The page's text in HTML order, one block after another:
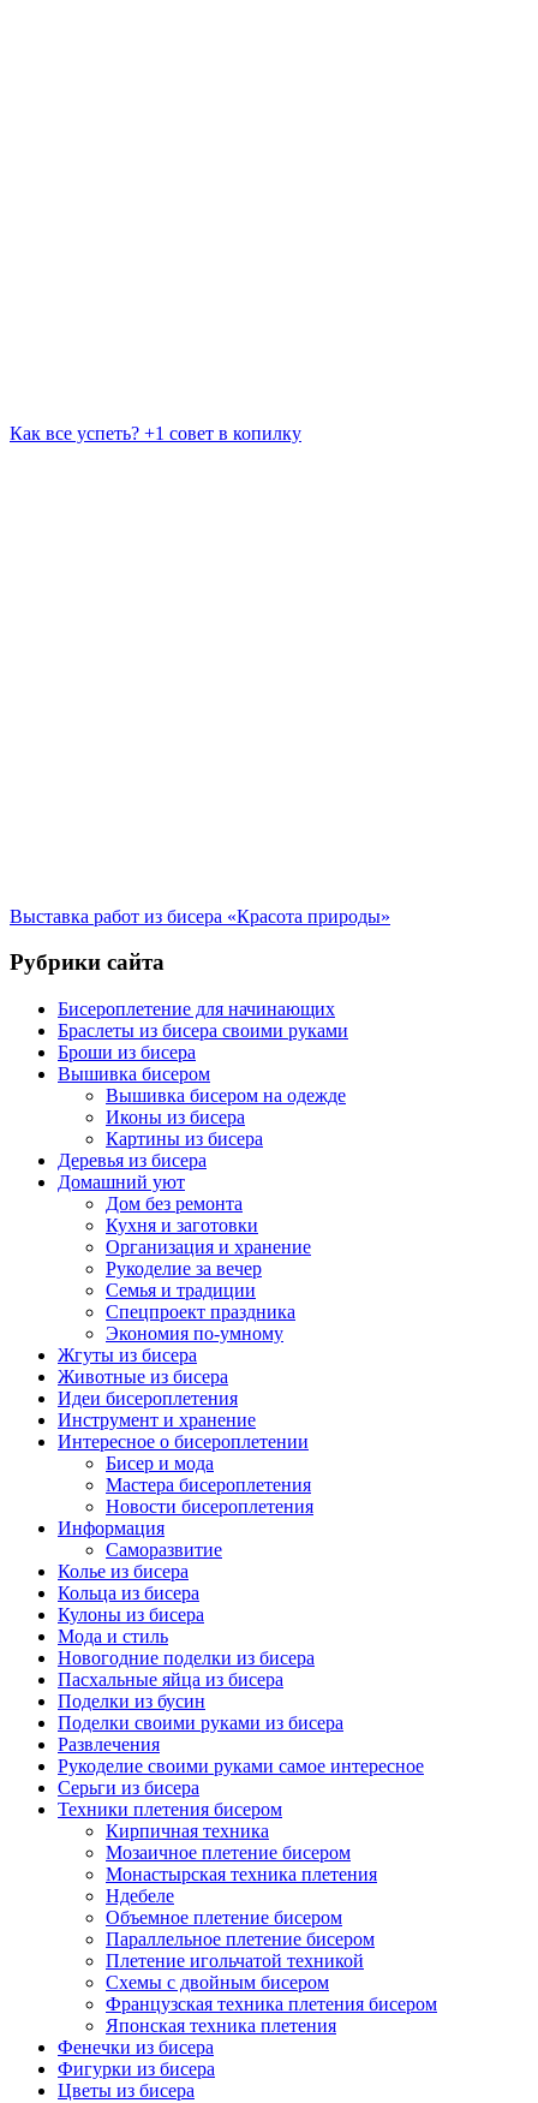
Как все успеть? +1 совет в копилку
Выставка работ из бисера «Красота природы»
Рубрики сайта
Бисероплетение для начинающих
Браслеты из бисера своими руками
Броши из бисера
Вышивка бисером
Вышивка бисером на одежде
Иконы из бисера
Картины из бисера
Деревья из бисера
Домашний уют
Дом без ремонта
Кухня и заготовки
Организация и хранение
Рукоделие за вечер
Семья и традиции
Спецпроект праздника
Экономия по-умному
Жгуты из бисера
Животные из бисера
Идеи бисероплетения
Инструмент и хранение
Интересное о бисероплетении
Бисер и мода
Мастера бисероплетения
Новости бисероплетения
Информация
Саморазвитие
Колье из бисера
Кольца из бисера
Кулоны из бисера
Мода и стиль
Новогодние поделки из бисера
Пасхальные яйца из бисера
Поделки из бусин
Поделки своими руками из бисера
Развлечения
Рукоделие своими руками самое интересное
Серьги из бисера
Техники плетения бисером
Кирпичная техника
Мозаичное плетение бисером
Монастырская техника плетения
Ндебеле
Объемное плетение бисером
Параллельное плетение бисером
Плетение игольчатой техникой
Схемы с двойным бисером
Французская техника плетения бисером
Японская техника плетения
Фенечки из бисера
Фигурки из бисера
Цветы из бисера